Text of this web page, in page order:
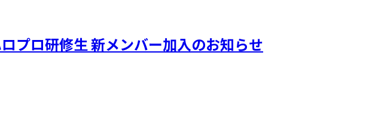
プロ研修生 新メンバー加入のお知らせ